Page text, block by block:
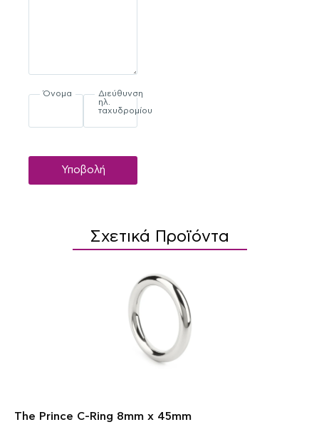
Όνομα
Διεύθυνση
ηλ.
ταχυδρομίου
Υποβολή
Σχετικά Προϊόντα
The Prince C-Ring 8mm x 45mm